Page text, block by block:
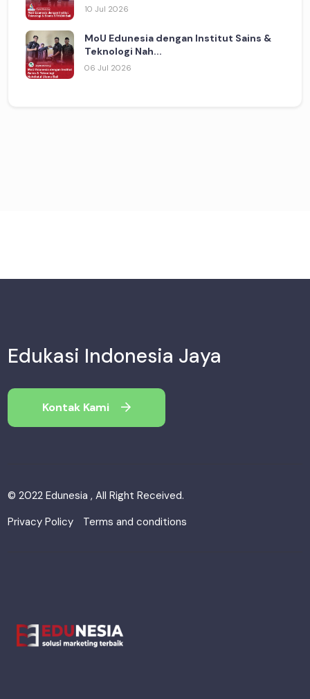
10 Jul 2026
MoU Edunesia dengan Institut Sains &
Teknologi Nah...
06 Jul 2026
Edukasi Indonesia Jaya
Kontak Kami
© 2022 Edunesia , All Right Received.
Privacy Policy
Terms and conditions